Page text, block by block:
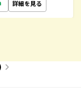
詳細を見る